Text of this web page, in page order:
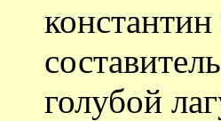
голубой